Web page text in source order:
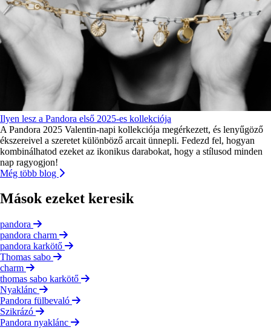
Ilyen lesz a Pandora első 2025-es kollekciója
A Pandora 2025 Valentin-napi kollekciója megérkezett, és lenyűgöző
ékszereivel a szeretet különböző arcait ünnepli. Fedezd fel, hogyan
kombinálhatod ezeket az ikonikus darabokat, hogy a stílusod minden
nap ragyogjon!
Még több blog
Mások ezeket keresik
pandora
pandora charm
pandora karkötő
Thomas sabo
charm
thomas sabo karkötő
Nyaklánc
Pandora fülbevaló
Szikrázó
Pandora nyaklánc